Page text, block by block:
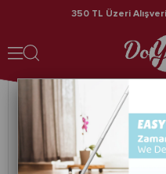
350 TL Üzeri